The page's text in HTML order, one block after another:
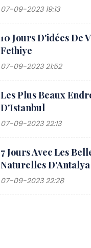
07-09-2023 19:13
10 Jours D'idées De
Fethiye
07-09-2023 21:52
Les Plus Beaux
D'Istanbul
07-09-2023 22:13
7 Jours Avec Les
Naturelles D'Antalya
07-09-2023 22:28